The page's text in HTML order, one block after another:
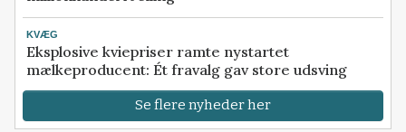
KVÆG
Eksplosive kviepriser ramte nystartet
mælkeproducent: Ét fravalg gav store udsving
Se flere nyheder her